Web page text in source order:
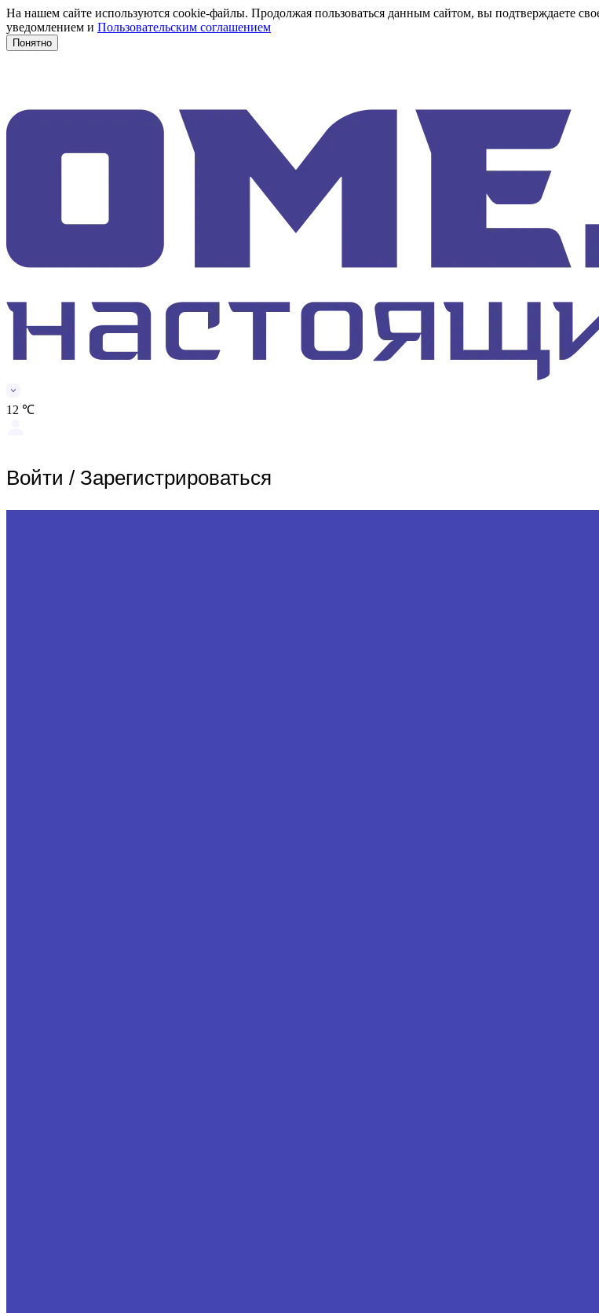
На нашем сайте используются cookie-файлы. Продолжая пользоваться данным сайтом, вы подтверждаете
уведомлением и Пользовательским соглашением
Понятно
12 ℃
Войти / Зарегистрироваться